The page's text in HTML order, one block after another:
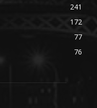
241
172
77
76